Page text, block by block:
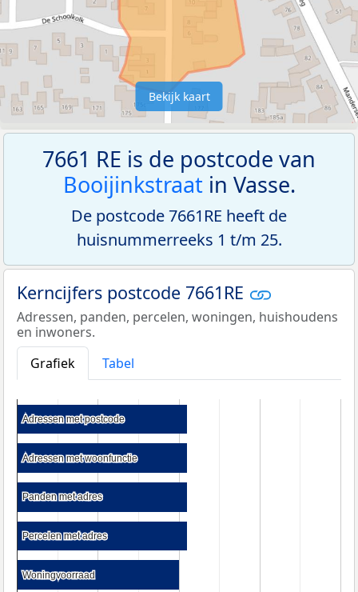
Bekijk kaart
7661 RE is de postcode van
Booijinkstraatin Vasse.
De postcode 7661RE heeft de
huisnummerreeks 1 t/m 25.
Kerncijfers postcode 7661RE
Adressen, panden, percelen, woningen, huishoudens
en inwoners.
Grafiek
Tabel
Adressen met postcode
Adressen met postcode
Adressen met woonfunctie
Adressen met woonfunctie
Panden met adres
Panden met adres
Percelen met adres
Percelen met adres
Woningvoorraad
Woningvoorraad